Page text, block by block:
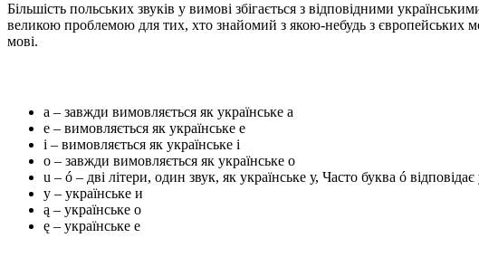
Більшість польських звуків у вимові збігається з відповідними
великою проблемою для тих, хто знайомий з якою-небудь з європейських
мові.
a – завжди вимовляється як українське а
e – вимовляється як українське е
і – вимовляється як українське і
о – завжди вимовляється як українське о
u – ó – дві літери, один звук, як українське у, Часто буква ó
y – українське и
ą – українське о
ę – українське е